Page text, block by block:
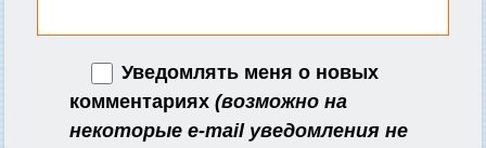
Уведомлять меня о новых
комментариях (возможно на
некоторые e-mail уведомления не